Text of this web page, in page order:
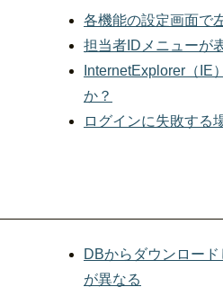
各機能の設定画面で
担当者IDメニューが
InternetExplorer（IE
か？
ログインに失敗する
DBからダウンロー
が異なる